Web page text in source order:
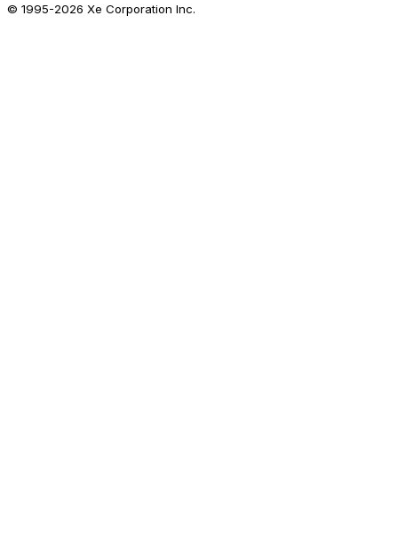
© 1995-2026 Xe Corporation Inc.